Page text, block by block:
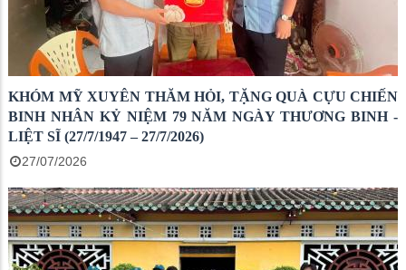
KHÓM MỸ XUYÊN THĂM HỎI, TẶNG QUÀ CỰU CHIẾN
BINH NHÂN KỶ NIỆM 79 NĂM NGÀY THƯƠNG BINH -
LIỆT SĨ (27/7/1947 – 27/7/2026)
27/07/2026